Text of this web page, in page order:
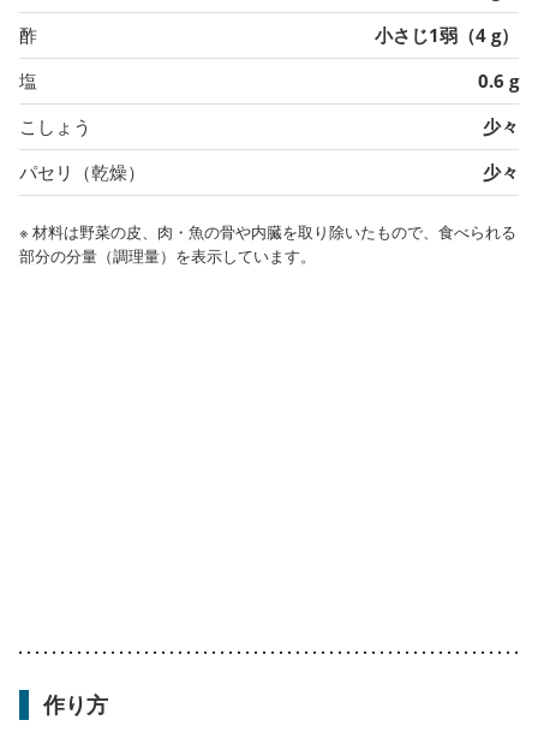
酢
小さじ1弱（4 g）
塩
0.6 g
こしょう
少々
パセリ（乾燥）
少々
※ 材料は野菜の皮、肉・魚の骨や内臓を取り除いたもので、食べられる
部分の分量（調理量）を表示しています。
作り方